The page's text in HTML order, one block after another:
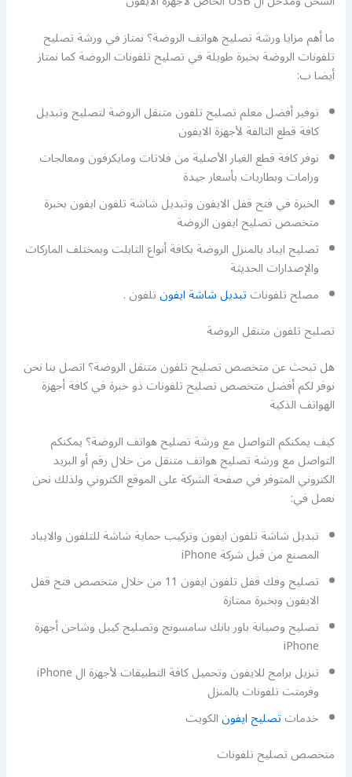
ما أهم مزايا ورشة تصليح هواتف الروضة؟ نمتاز في ورشة تصليح
تلفونات الروضة بخبرة طويلة في تصليح تلفونات الروضة كما نمتاز
أيضا ب:
توفير أفضل معلم تصليح تلفون متنقل الروضة لتصليح وتبديل
كافة قطع التالفة لأجهزة الايفون
نوفر كافة قطع الغيار الأصلية من فلاتات ومايكرفون ومعالجات
ورامات وبطاريات بأسعار جيدة
الخبرة في فتح قفل الايفون وتبديل شاشة تلفون ايفون بخبرة
متخصص تصليح ايفون الروضة
تصليح ايباد بالمنزل الروضة بكافة أنواع التابلت وبمختلف الماركات
والإصدارات الحديثة
مصلح تلفوناتتبديل شاشة ايفونتلفون .
تصليح تلفون متنقل الروضة
هل تبحث عن متخصص تصليح تلفون متنقل الروضة؟ اتصل بنا نحن
نوفر لكم أفضل متخصص تصليح تلفونات ذو خبرة في كافة أجهزة
الهواتف الذكية
كيف يمكنكم التواصل مع ورشة تصليح هواتف الروضة؟ يمكنكم
التواصل مع ورشة تصليح هواتف متنقل من خلال رقم أو البريد
الكتروني المتوفر في صفحة الشركة على الموقع الكتروني ولذلك نحن
نعمل في:
تبديل شاشة تلفون ايفون وتركيب حماية شاشة للتلفون والايباد
المصنع من قبل شركة iPhone
تصليح وفك قفل تلفون ايفون 11 من خلال متخصص فتح قفل
الايفون وبخبرة ممتازة
تصليح وصيانة باور بانك سامسونج وتصليح كيبل وشاحن أجهزة
iPhone
تنزيل برامج للايفون وتحميل كافة التطبيقات لأجهزة ال iPhone
وفرمتت تلفونات بالمنزل
خدماتتصليح ايفونالكويت
متخصص تصليح تلفونات